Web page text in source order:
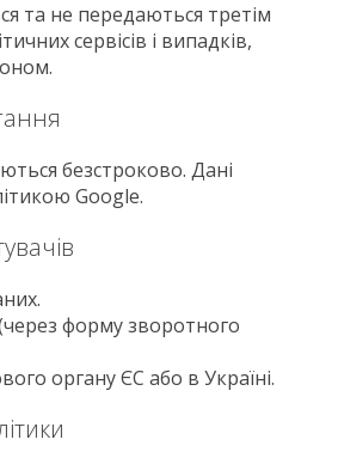
та не передаються третім
сервісів і випадків,
безстроково. Дані
Google.
форму зворотного
органу ЄС або в Україні.